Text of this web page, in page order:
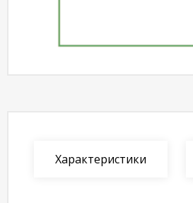
Характеристики